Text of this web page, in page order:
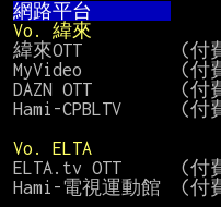
網路平台
Vo. 緯來
緯來OTT          (付費
MyVideo          (付
DAZN OTT         (付
Hami-CPBLTV      (付
Vo. ELTA
ELTA.tv OTT      (付
Hami-電視運動館  (付